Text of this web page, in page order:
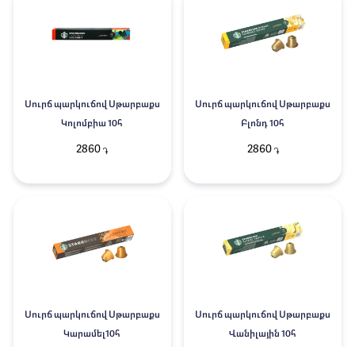
Սուրճ պարկուճով Սթարբաքս
Կոլոմբիա 10հ
2860 ֏
Սուրճ պարկուճով Սթարբաքս
Բլոնդ 10հ
2860֏
Սուրճ պարկուճով Սթարբաքս
Կարամել10հ
Սուրճ պարկուճով Սթարբաքս
Վանիլային 10հ